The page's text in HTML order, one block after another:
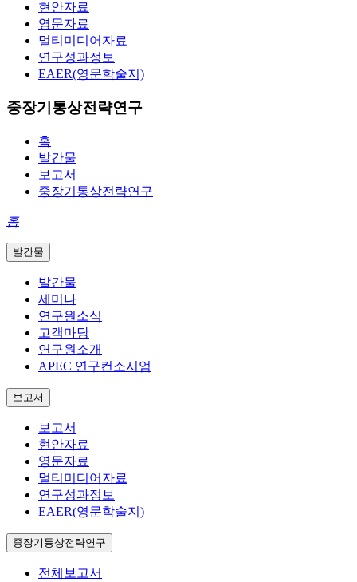
현안자료
영문자료
멀티미디어자료
연구성과정보
EAER(영문학술지)
중장기통상전략연구
홈
발간물
보고서
중장기통상전략연구
홈
발간물
발간물
세미나
연구원소식
고객마당
연구원소개
APEC 연구컨소시엄
보고서
보고서
현안자료
영문자료
멀티미디어자료
연구성과정보
EAER(영문학술지)
중장기통상전략연구
전체보고서